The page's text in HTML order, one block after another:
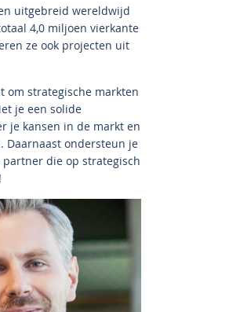
uitgebreid wereldwijd
4,0 miljoen vierkante
ze ook projecten uit
om strategische markten
je een solide
je kansen in de markt en
Daarnaast ondersteun je
die op strategisch